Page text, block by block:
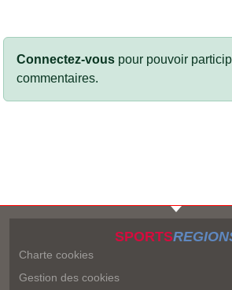
Connectez-vous pour pouvoir
commentaires.
SPORTS
Charte cookies
Gestion des cookies